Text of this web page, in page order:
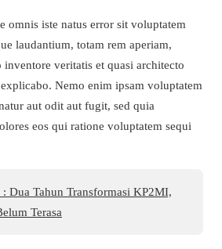
omnis iste natus error sit voluptatem
laudantium, totam rem aperiam,
inventore veritatis et quasi architecto
Nemo enim ipsam voluptatem
aut odit aut fugit, sed quia
eos qui ratione voluptatem sequi
: Dua Tahun Transformasi KP2MI,
Terasa